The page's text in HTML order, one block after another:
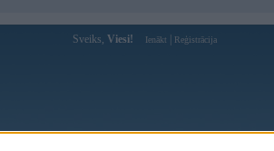
Sveiks, Viesi! Ienākt Reģistrācija